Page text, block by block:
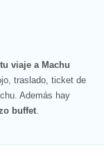
viaje a Machu
traslado, ticket de
Además hay
buffet.